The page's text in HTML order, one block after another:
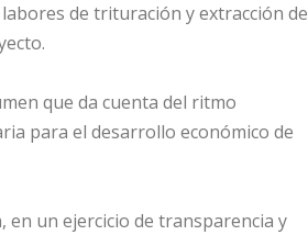
de trituración y extracción de
que da cuenta del ritmo
para el desarrollo económico de
en un ejercicio de transparencia y